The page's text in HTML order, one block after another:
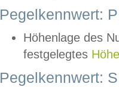
Pegelkennwert:
Höhenlage des
festgelegtes
Pegelkennwert: